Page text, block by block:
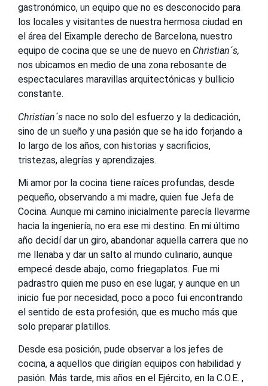
gastronómico, un equipo que no es desconocido para
los locales y visitantes de nuestra hermosa ciudad en
el área del Eixample derecho de Barcelona, nuestro
equipo de cocina que se une de nuevo en Christian´s,
nos ubicamos en medio de una zona rebosante de
espectaculares maravillas arquitectónicas y bullicio
constante.
Christian´s nace no solo del esfuerzo y la dedicación,
sino de un sueño y una pasión que se ha ido forjando a
lo largo de los años, con historias y sacrificios,
tristezas, alegrías y aprendizajes.
Mi amor por la cocina tiene raíces profundas, desde
pequeño, observando a mi madre, quien fue Jefa de
Cocina. Aunque mi camino inicialmente parecía llevarme
hacia la ingeniería, no era ese mi destino. En mi último
año decidí dar un giro, abandonar aquella carrera que no
me llenaba y dar un salto al mundo culinario, aunque
empecé desde abajo, como friegaplatos. Fue mi
padrastro quien me puso en ese lugar, y aunque en un
inicio fue por necesidad, poco a poco fui encontrando
el sentido de esta profesión, que es mucho más que
solo preparar platillos.
Desde esa posición, pude observar a los jefes de
cocina, a aquellos que dirigían equipos con habilidad y
pasión. Más tarde, mis años en el Ejército, en la C.O.E. ,